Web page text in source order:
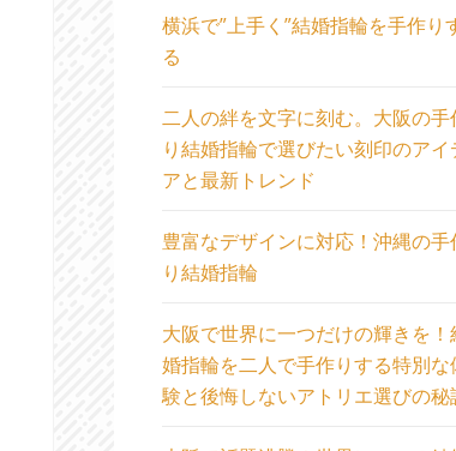
横浜で”上手く”結婚指輪を手作り
る
二人の絆を文字に刻む。大阪の手
り結婚指輪で選びたい刻印のアイ
アと最新トレンド
豊富なデザインに対応！沖縄の手
り結婚指輪
大阪で世界に一つだけの輝きを！
婚指輪を二人で手作りする特別な
験と後悔しないアトリエ選びの秘